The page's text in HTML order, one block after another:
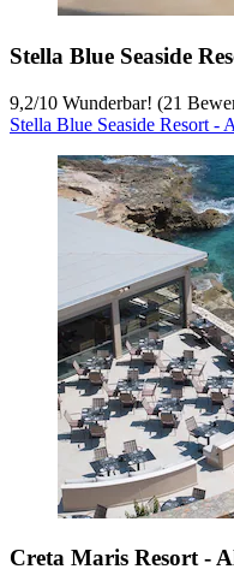
Stella Blue Seaside
9,2/10 Wunderbar! (21
Stella Blue Seaside Resort -
Creta Maris Resort -